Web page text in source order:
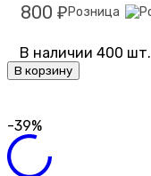
800 ₽ Розница
В наличии 400 шт.
В корзину
-39%